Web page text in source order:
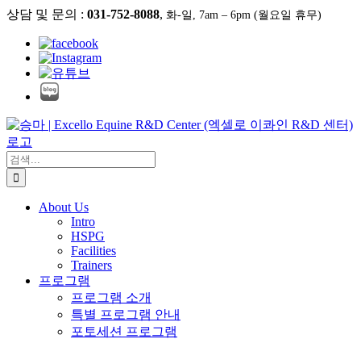
콘
뛰
기
상담 및 문의 : 031-752-8088, 화-일, 7am – 6pm (월요일 휴무)
검
색:
About Us
Intro
HSPG
Facilities
Trainers
프로그램
프로그램 소개
특별 프로그램 안내
포토세션 프로그램